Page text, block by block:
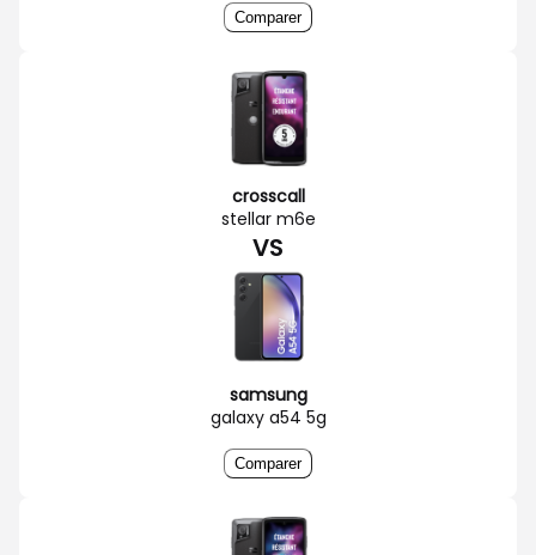
Comparer
crosscall
stellar m6e
VS
samsung
galaxy a54 5g
Comparer